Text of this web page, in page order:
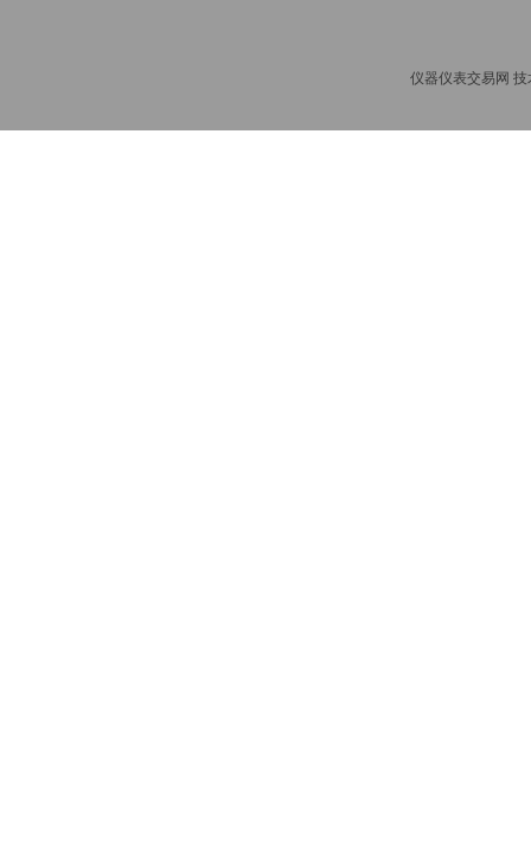
仪器仪表交易网